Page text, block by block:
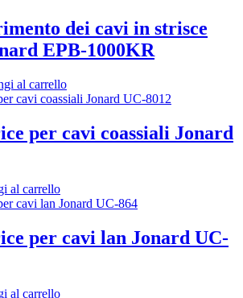
dei cavi in strisce
EPB-1000KR
al carrello
per cavi coassiali Jonard
al carrello
per cavi lan Jonard UC-
al carrello